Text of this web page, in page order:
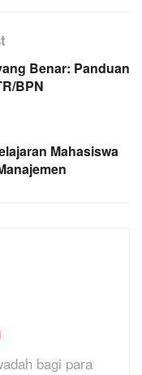
Benar: Panduan
BPN
Mahasiswa
bagi para